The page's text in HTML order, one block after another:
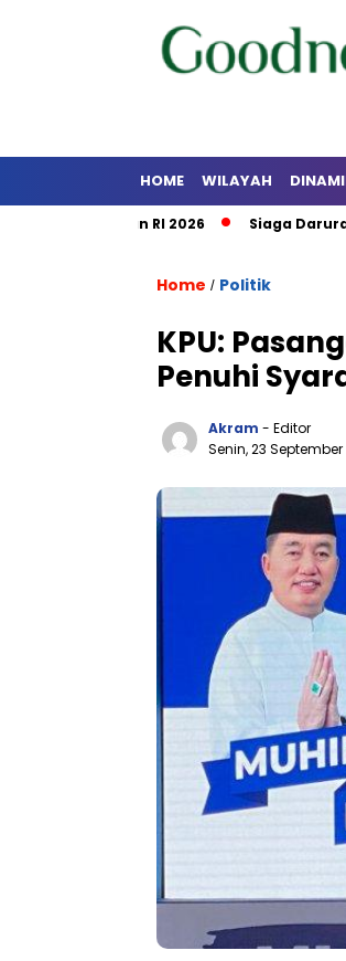
HOME WILAYAH
dan RI 2026 Siaga Darurat,
Home / Politik
KPU:
Penuhi
Akram - Editor
Senin, 23